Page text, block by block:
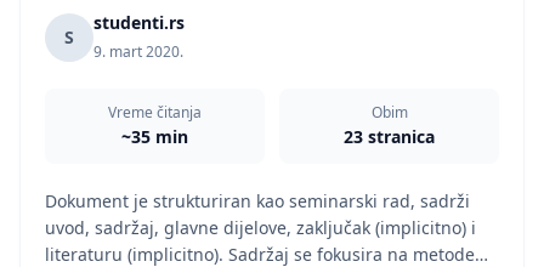
S
studenti.rs
9. mart 2020.
Vreme čitanja
~35 min
Obim
23 stranica
Dokument je strukturiran kao seminarski rad, sadrži
uvod, sadržaj, glavne dijelove, zaključak (implicitno) i
literaturu (implicitno). Sadržaj se fokusira na metode